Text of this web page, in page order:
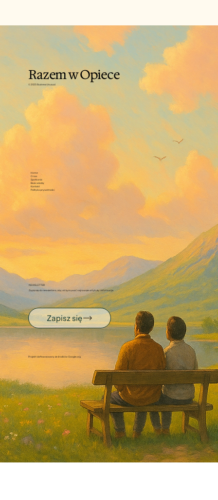
Razem w Opiece
© 2025 Business Unusual
Home
O nas
Spotkania
Baza wiedzy
Kontakt
Polityka prywatności
NEWSLETTER
Zapisz się do newslettera, aby otrzymywać najnowsze artykuły i informacje.
Zapisz się
Projekt dofinansowany ze środków Google.org